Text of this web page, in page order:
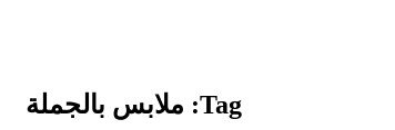
Tag: ملابس بالجملة​